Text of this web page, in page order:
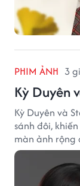
PHIM ẢNH 3
Kỳ Duyên
Kỳ Duyên và
sánh đôi,
màn ảnh rộng